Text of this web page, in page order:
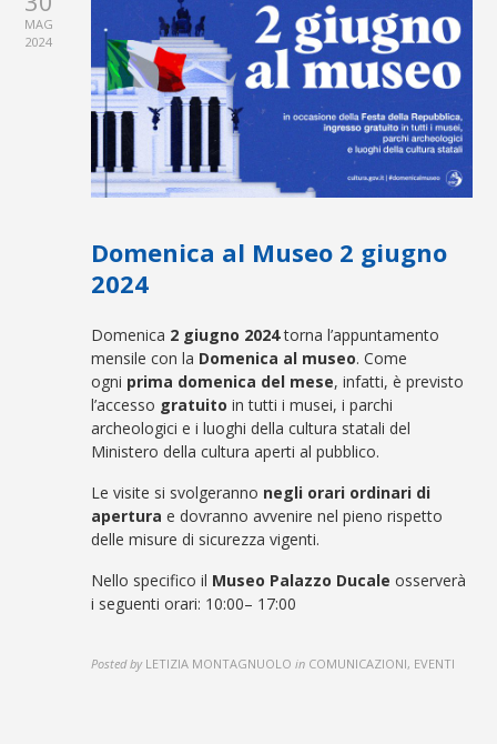
MAG
2024
Domenica al Museo 2 giugno
2024
Domenica 2 giugno 2024torna l’appuntamento
mensile con la Domenica al museo. Come
ogni prima domenica del mese, infatti, è previsto
l’accesso gratuitoin tutti i musei, i parchi
archeologici e i luoghi della cultura statali del
Ministero della cultura aperti al pubblico.
Le visite si svolgeranno negli orari ordinari di
apertura e dovranno avvenire nel pieno rispetto
delle misure di sicurezza vigenti.
Nello specifico il Museo Palazzo Ducale osserverà
i seguenti orari: 10:00– 17:00
Posted by LETIZIA MONTAGNUOLO in COMUNICAZIONI, EVENTI